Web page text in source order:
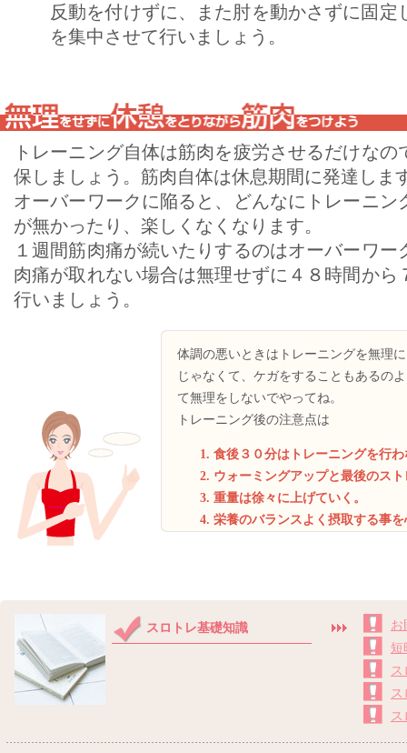
反動を付けずに、また肘を動かさずに固定
を集中させて行いましょう。
トレーニング自体は筋肉を疲労させるだけな
保しましょう。筋肉自体は休息期間に発達しま
オーバーワークに陥ると、どんなにトレーニン
が無かったり、楽しくなくなります。
１週間筋肉痛が続いたりするのはオーバーワー
肉痛が取れない場合は無理せずに４８時間から
行いましょう。
体調の悪いときはトレーニングを無理
じゃなくて、ケガをすることもあるの
て無理をしないでやってね。
トレーニング後の注意点は
食後３０分はトレーニングを行
ウォーミングアップと最後のス
重量は徐々に上げていく。
栄養のバランスよく摂取する事
スロトレ基礎知識
お
短
ス
ス
ス